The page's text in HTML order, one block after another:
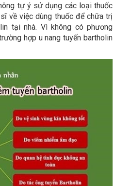
tự ý sử dụng các loại thuốc
về việc dùng thuốc để chữa trị
tại nhà. Vì không có phương
hợp u nang tuyến bartholin